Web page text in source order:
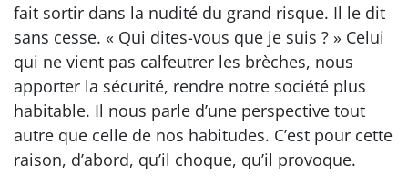
fait sortir dans la nudité du grand risque. Il le dit
sans cesse. « Qui dites-vous que je suis ? » Celui
qui ne vient pas calfeutrer les brèches, nous
apporter la sécurité, rendre notre société plus
habitable. Il nous parle d’une perspective tout
autre que celle de nos habitudes. C’est pour cette
raison, d’abord, qu’il choque, qu’il provoque.